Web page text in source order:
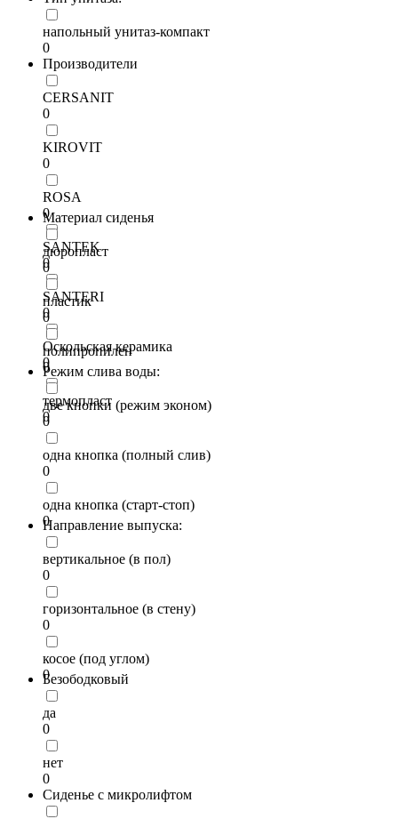
напольный унитаз-компакт
0
Производители
CERSANIT
0
KIROVIT
0
ROSA
0
SANTEK
0
SANTERI
0
Оскольская керамика
0
Материал сиденья
дюропласт
0
пластик
0
полипропилен
0
термопласт
0
Режим слива воды:
две кнопки (режим эконом)
0
одна кнопка (полный слив)
0
одна кнопка (старт-стоп)
0
Направление выпуска:
вертикальное (в пол)
0
горизонтальное (в стену)
0
косое (под углом)
0
Безободковый
да
0
нет
0
Сиденье с микролифтом